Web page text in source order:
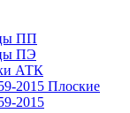
ПП
ПЭ
АТК
2015 Плоские
2015